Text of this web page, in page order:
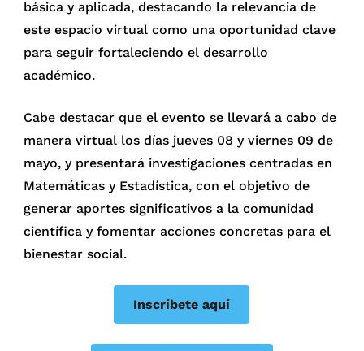
básica y aplicada, destacando la relevancia de
este espacio virtual como una oportunidad clave
para seguir fortaleciendo el desarrollo
académico.
Cabe destacar que el evento se llevará a cabo de
manera virtual los días jueves 08 y viernes 09 de
mayo, y presentará investigaciones centradas en
Matemáticas y Estadística, con el objetivo de
generar aportes significativos a la comunidad
científica y fomentar acciones concretas para el
bienestar social.
Inscríbete aquí